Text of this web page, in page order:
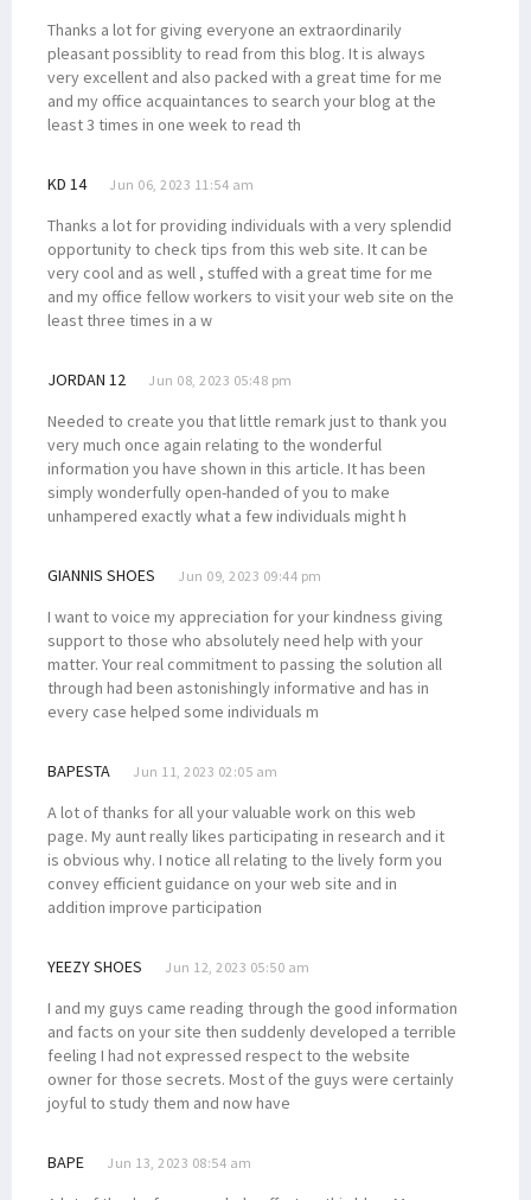
Thanks a lot for giving everyone an extraordinarily
pleasant possiblity to read from this blog. It is always
very excellent and also packed with a great time for me
and my office acquaintances to search your blog at the
least 3 times in one week to read th
KD 14 Jun 06, 2023 11:54 am
Thanks a lot for providing individuals with a very splendid
opportunity to check tips from this web site. It can be
very cool and as well , stuffed with a great time for me
and my office fellow workers to visit your web site on the
least three times in a w
JORDAN 12 Jun 08, 2023 05:48 pm
Needed to create you that little remark just to thank you
very much once again relating to the wonderful
information you have shown in this article. It has been
simply wonderfully open-handed of you to make
unhampered exactly what a few individuals might h
GIANNIS SHOES Jun 09, 2023 09:44 pm
I want to voice my appreciation for your kindness giving
support to those who absolutely need help with your
matter. Your real commitment to passing the solution all
through had been astonishingly informative and has in
every case helped some individuals m
BAPESTA Jun 11, 2023 02:05 am
A lot of thanks for all your valuable work on this web
page. My aunt really likes participating in research and it
is obvious why. I notice all relating to the lively form you
convey efficient guidance on your web site and in
addition improve participation
YEEZY SHOES Jun 12, 2023 05:50 am
I and my guys came reading through the good information
and facts on your site then suddenly developed a terrible
feeling I had not expressed respect to the website
owner for those secrets. Most of the guys were certainly
joyful to study them and now have
BAPE Jun 13, 2023 08:54 am